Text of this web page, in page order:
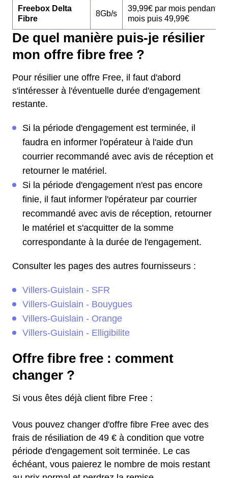
Freebox Delta
Fibre
8Gb/s
39,99€ par mois pendant 12
mois puis 49,99€
De quel manière puis-je résilier
mon offre fibre free ?
Pour résilier une offre Free, il faut d'abord
s'intéresser à l'éventuelle durée d'engagement
restante.
Si la période d'engagement est terminée, il
faudra en informer l'opérateur à l'aide d'un
courrier recommandé avec avis de réception et
retourner le matériel.
Si la période d'engagement n'est pas encore
finie, il faut informer l'opérateur par courrier
recommandé avec avis de réception, retourner
le matériel et s'acquitter de la somme
correspondante à la durée de l'engagement.
Consulter les pages des autres fournisseurs :
Villers-Guislain - SFR
Villers-Guislain - Bouygues
Villers-Guislain - Orange
Villers-Guislain - Elligibilite
Offre fibre free : comment
changer ?
Si vous êtes déjà client fibre Free :
Vous pouvez changer d'offre fibre Free avec des
frais de résiliation de 49 € à condition que votre
période d'engagement soit terminée. Le cas
échéant, vous paierez le nombre de mois restant